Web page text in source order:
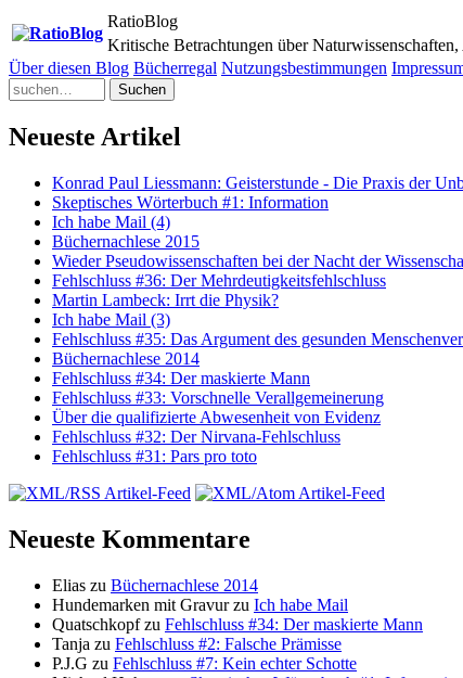
RatioBlog
Kritische Betrachtungen über
Über diesen Blog Bücherregal Nutzungsbestimmungen
Suchen
Neueste Artikel
Konrad Paul Liessmann: Geisterstunde - Die Praxis der
Skeptisches Wörterbuch #1: Information
Ich habe Mail (4)
Büchernachlese 2015
Wieder Pseudowissenschaften bei der Nacht der
Fehlschluss #36: Der Mehrdeutigkeitsfehlschluss
Martin Lambeck: Irrt die Physik?
Ich habe Mail (3)
Fehlschluss #35: Das Argument des gesunden
Büchernachlese 2014
Fehlschluss #34: Der maskierte Mann
Fehlschluss #33: Vorschnelle Verallgemeinerung
Über die qualifizierte Abwesenheit von Evidenz
Fehlschluss #32: Der Nirvana-Fehlschluss
Fehlschluss #31: Pars pro toto
Neueste Kommentare
Elias zu Büchernachlese 2014
Hundemarken mit Gravur zu Ich habe Mail
Quatschkopf zu Fehlschluss #34: Der maskierte Mann
Tanja zu Fehlschluss #2: Falsche Prämisse
P.J.G zu Fehlschluss #7: Kein echter Schotte